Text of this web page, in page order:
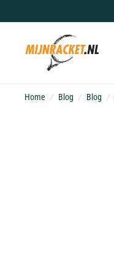
Home / Blog / Blog /